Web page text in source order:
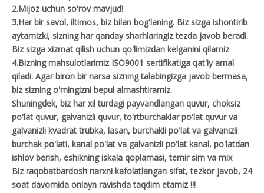
2.Mijoz uchun so'rov mavjud!
3.Har bir savol, iltimos, biz bilan bog'laning. Biz sizga ishontirib
aytamizki, sizning har qanday sharhlaringiz tezda javob beradi.
Biz sizga xizmat qilish uchun qo'limizdan kelganini qilamiz
4.Bizning mahsulotlarimiz ISO9001 sertifikatiga qat'iy amal
qiladi. Agar biron bir narsa sizning talabingizga javob bermasa,
biz sizning o'rningizni bepul almashtiramiz.
Shuningdek, biz har xil turdagi payvandlangan quvur, choksiz
po'lat quvur, galvanizli quvur, to'rtburchaklar po'lat quvur va
galvanizli kvadrat trubka, lasan, burchakli po'lat va galvanizli
burchak po'lati, kanal po'lat va galvanizli po'lat kanal, po'latdan
ishlov berish, eshikning iskala qoplamasi, temir sim va mix
Biz raqobatbardosh narxni kafolatlangan sifat, tezkor javob, 24
soat davomida onlayn ravishda taqdim etamiz !!!